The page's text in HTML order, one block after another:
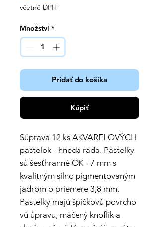
včetně DPH
Množství *
Pridať do košíka
Kúpiť
Súprava 12 ks AKVARELOVÝCH
pastelok - hnedá rada. Pastelky
sú šesťhranné OK - 7 mm s
kvalitným silno pigmentovaným
jadrom o priemere 3,8 mm.
Pastelky majú špičkovú povrcho
vú úpravu, máčený knoflík a